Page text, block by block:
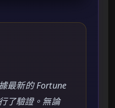
最新的 Fortune
了驗證。無論